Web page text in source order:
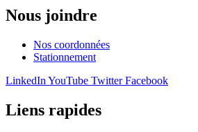
Nous joindre
Nos coordonnées
Stationnement
LinkedIn YouTube Twitter Facebook
Liens rapides